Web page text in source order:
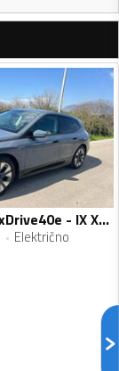
BMW - X5 xDrive40e - IX XDRIVE 40
Električno